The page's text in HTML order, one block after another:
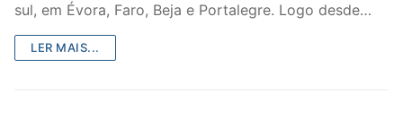
sul, em Évora, Faro, Beja e Portalegre. Logo desde…
LER MAIS...